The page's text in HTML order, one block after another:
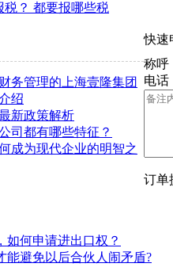
税？ 都要报哪些税
务管理的上海壹隆集团
绍
新政策解析
司都有哪些特征？
成为现代企业的明智之
快速
称呼
电话
订单
如何申请进出口权？
能避免以后合伙人闹矛盾?